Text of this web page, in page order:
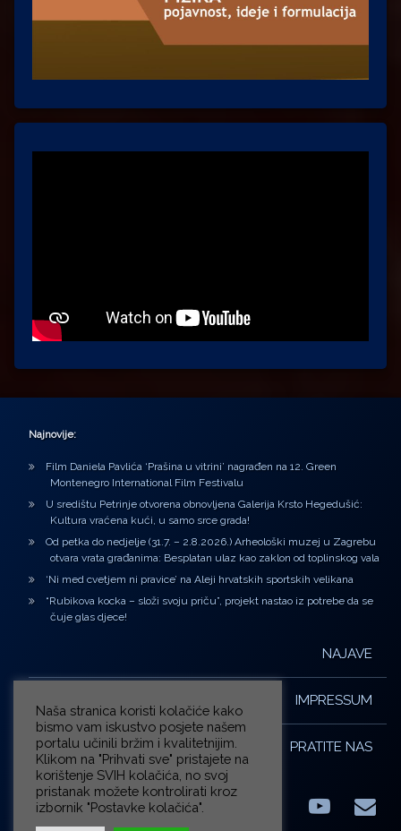
Najnovije:
Film Daniela Pavlića ‘Prašina u vitrini’ nagrađen na 12. Green
Montenegro International Film Festivalu
U središtu Petrinje otvorena obnovljena Galerija Krsto Hegedušić:
Kultura vraćena kući, u samo srce grada!
Od petka do nedjelje (31.7. – 2.8.2026.) Arheološki muzej u Zagrebu
otvara vrata građanima: Besplatan ulaz kao zaklon od toplinskog vala
‘Ni med cvetjem ni pravice’ na Aleji hrvatskih sportskih velikana
“Rubikova kocka – složi svoju priču”, projekt nastao iz potrebe da se
čuje glas djece!
NAJAVE
IMPRESSUM
PRATITE NAS
FacebookLinkedIn E-
Naša stranica koristi kolačiće kako
bismo vam iskustvo posjete našem
portalu učinili bržim i kvalitetnijim.
Klikom na "Prihvati sve" pristajete na
korištenje SVIH kolačića, no svoj
pristanak možete kontrolirati kroz
izbornik "Postavke kolačića".